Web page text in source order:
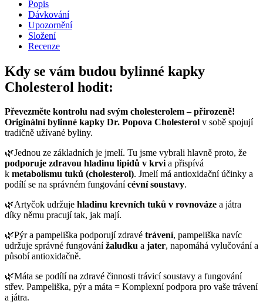
množství
Popis
Dávkování
Upozornění
Složení
Recenze
Kdy se vám budou bylinné kapky
Cholesterol hodit:
Převezměte kontrolu nad svým cholesterolem – přirozeně!
Originální bylinné kapky Dr. Popova Cholesterol v sobě spojují
tradičně užívané byliny.
🌿Jednou ze základních je jmelí. Tu jsme vybrali hlavně proto, že
podporuje zdravou hladinu lipidů v krvia přispívá
k metabolismu tuků (cholesterol). Jmelí má antioxidační účinky a
podílí se na správném fungovánícévní soustavy.
🌿Artyčok udržuje hladinu krevních tuků v rovnováze a játra
díky němu pracují tak, jak mají.
🌿Pýr a pampeliška podporují zdravé trávení, pampeliška navíc
udržuje správné fungovánížaludku a jater, napomáhá vylučování a
působí antioxidačně.
🌿Máta se podílí na zdravé činnosti trávicí soustavy a fungování
střev. Pampeliška, pýr a máta = Komplexní podpora pro vaše trávení
a játra.